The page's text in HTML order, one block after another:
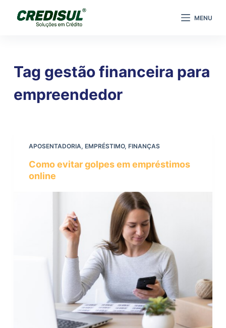
MENU
Tag gestão financeira para
empreendedor
APOSENTADORIA, EMPRÉSTIMO, FINANÇAS
Como evitar golpes em empréstimos
online